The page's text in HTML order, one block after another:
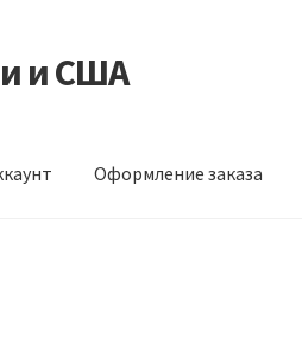
и США
Оформление заказа